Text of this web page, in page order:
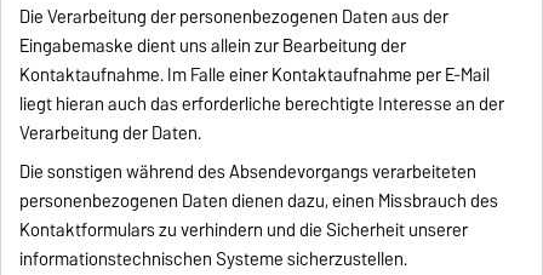
Die Verarbeitung der personenbezogenen Daten aus der
Eingabemaske dient uns allein zur Bearbeitung der
Kontaktaufnahme. Im Falle einer Kontaktaufnahme per E-Mail
liegt hieran auch das erforderliche berechtigte Interesse an der
Verarbeitung der Daten.
Die sonstigen während des Absendevorgangs verarbeiteten
personenbezogenen Daten dienen dazu, einen Missbrauch des
Kontaktformulars zu verhindern und die Sicherheit unserer
informationstechnischen Systeme sicherzustellen.